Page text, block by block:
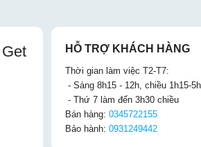
HỖ TRỢ KHÁCH HÀNG
Thời gian làm việc T2-T7:
- Sáng 8h15 - 12h, chiều 1h15-
- Thứ 7 làm đến 3h30 chiều
Bán hàng: 0345722155
Bảo hành: 0931249442